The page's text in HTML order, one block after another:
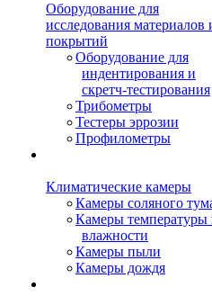
Оборудование для
исследования материалов
покрытий
Оборудование для
индентирования и
скретч-тестирования
Трибометры
Тестеры эррозии
Профилометры
Климатические камеры
Камеры соляного
Камеры температуры
влажности
Камеры пыли
Камеры дождя